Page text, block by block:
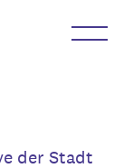
der Stadt